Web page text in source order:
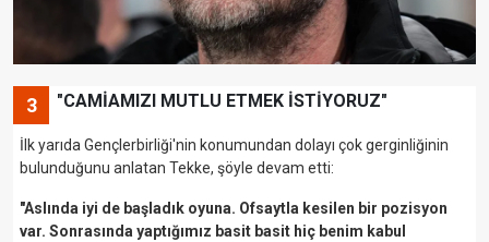
3 "CAMİAMIZI MUTLU ETMEK İSTİYORUZ"
İlk yarıda Gençlerbirliği'nin konumundan dolayı çok gerginliğinin
bulunduğunu anlatan Tekke, şöyle devam etti:
"Aslında iyi de başladık oyuna. Ofsaytla kesilen bir pozisyon
var. Sonrasında yaptığımız basit basit hiç benim kabul